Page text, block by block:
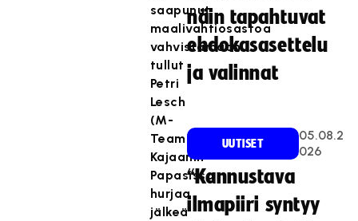
saapunut
maalivahtiosastoa
vahvistamaan
tullut
Petri
Lesch
(M-
Team),
Kajaanin
Papasissa
hurjaa
jälkeä
näin tapahtuvat
ehdokasasettelu
ja valinnat
UUTISET
05.08.2
026
“Kannustava
ilmapiiri syntyy